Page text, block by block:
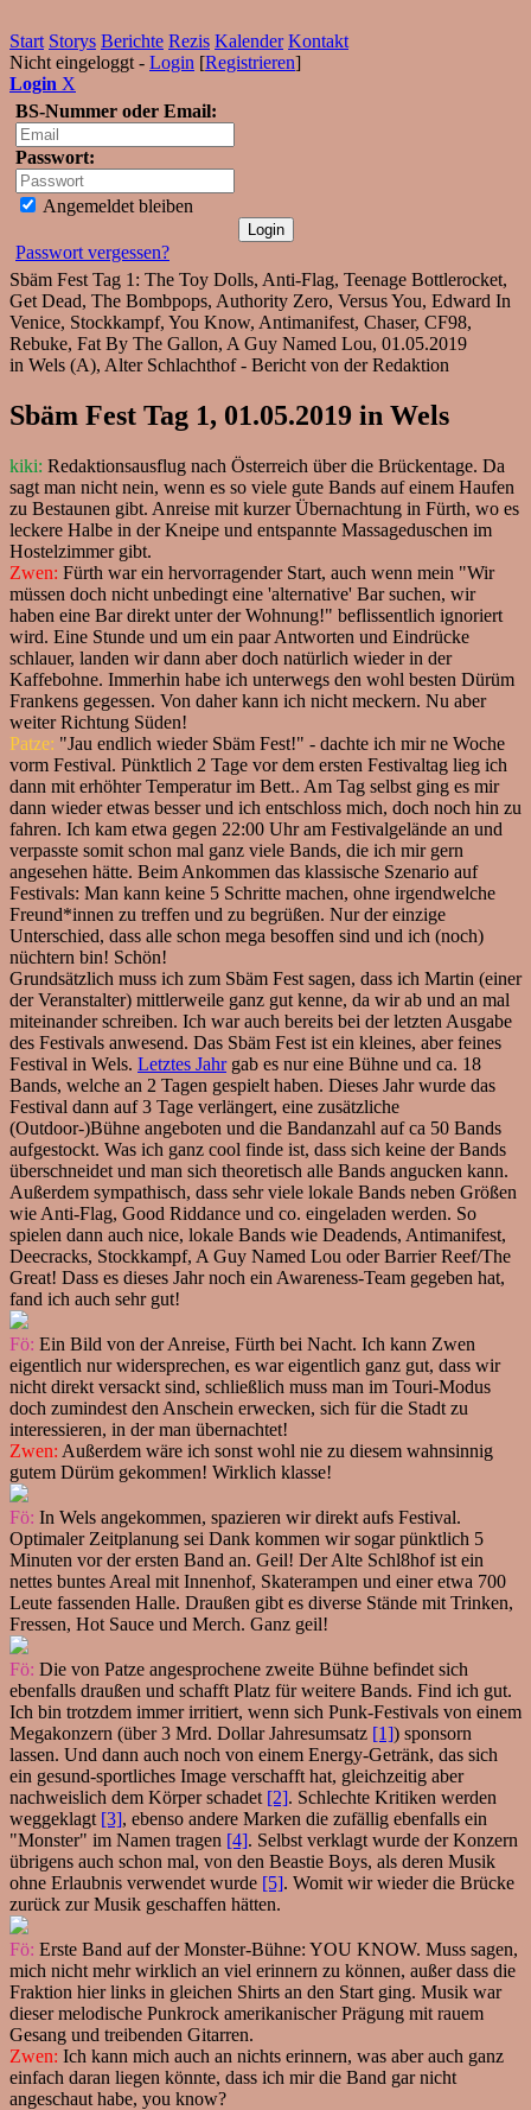
Start Storys Berichte Rezis Kalender Kontakt
Nicht eingeloggt - Login [Registrieren]
Login X
BS-Nummer oder Email:
Passwort:
Angemeldet bleiben
Passwort vergessen?
Sbäm Fest Tag 1: The Toy Dolls, Anti-Flag, Teenage Bottlerocket,
Get Dead, The Bombpops, Authority Zero, Versus You, Edward In
Venice, Stockkampf, You Know, Antimanifest, Chaser, CF98,
Rebuke, Fat By The Gallon, A Guy Named Lou, 01.05.2019
in Wels (A), Alter Schlachthof - Bericht von der Redaktion
Sbäm Fest Tag 1, 01.05.2019 in Wels
kiki: Redaktionsausflug nach Österreich über die Brückentage. Da
sagt man nicht nein, wenn es so viele gute Bands auf einem Haufen
zu Bestaunen gibt. Anreise mit kurzer Übernachtung in Fürth, wo es
leckere Halbe in der Kneipe und entspannte Massageduschen im
Hostelzimmer gibt.
Zwen: Fürth war ein hervorragender Start, auch wenn mein "Wir
müssen doch nicht unbedingt eine 'alternative' Bar suchen, wir
haben eine Bar direkt unter der Wohnung!" beflissentlich ignoriert
wird. Eine Stunde und um ein paar Antworten und Eindrücke
schlauer, landen wir dann aber doch natürlich wieder in der
Kaffebohne. Immerhin habe ich unterwegs den wohl besten Dürüm
Frankens gegessen. Von daher kann ich nicht meckern. Nu aber
weiter Richtung Süden!
Patze: "Jau endlich wieder Sbäm Fest!" - dachte ich mir ne Woche
vorm Festival. Pünktlich 2 Tage vor dem ersten Festivaltag lieg ich
dann mit erhöhter Temperatur im Bett.. Am Tag selbst ging es mir
dann wieder etwas besser und ich entschloss mich, doch noch hin zu
fahren. Ich kam etwa gegen 22:00 Uhr am Festivalgelände an und
verpasste somit schon mal ganz viele Bands, die ich mir gern
angesehen hätte. Beim Ankommen das klassische Szenario auf
Festivals: Man kann keine 5 Schritte machen, ohne irgendwelche
Freund*innen zu treffen und zu begrüßen. Nur der einzige
Unterschied, dass alle schon mega besoffen sind und ich (noch)
nüchtern bin! Schön!
Grundsätzlich muss ich zum Sbäm Fest sagen, dass ich Martin (einer
der Veranstalter) mittlerweile ganz gut kenne, da wir ab und an mal
miteinander schreiben. Ich war auch bereits bei der letzten Ausgabe
des Festivals anwesend. Das Sbäm Fest ist ein kleines, aber feines
Festival in Wels. Letztes Jahrgab es nur eine Bühne und ca. 18
Bands, welche an 2 Tagen gespielt haben. Dieses Jahr wurde das
Festival dann auf 3 Tage verlängert, eine zusätzliche
(Outdoor-)Bühne angeboten und die Bandanzahl auf ca 50 Bands
aufgestockt. Was ich ganz cool finde ist, dass sich keine der Bands
überschneidet und man sich theoretisch alle Bands angucken kann.
Außerdem sympathisch, dass sehr viele lokale Bands neben Größen
wie Anti-Flag, Good Riddance und co. eingeladen werden. So
spielen dann auch nice, lokale Bands wie Deadends, Antimanifest,
Deecracks, Stockkampf, A Guy Named Lou oder Barrier Reef/The
Great! Dass es dieses Jahr noch ein Awareness-Team gegeben hat,
fand ich auch sehr gut!
Fö: Ein Bild von der Anreise, Fürth bei Nacht. Ich kann Zwen
eigentlich nur widersprechen, es war eigentlich ganz gut, dass wir
nicht direkt versackt sind, schließlich muss man im Touri-Modus
doch zumindest den Anschein erwecken, sich für die Stadt zu
interessieren, in der man übernachtet!
Zwen: Außerdem wäre ich sonst wohl nie zu diesem wahnsinnig
gutem Dürüm gekommen! Wirklich klasse!
Fö: In Wels angekommen, spazieren wir direkt aufs Festival.
Optimaler Zeitplanung sei Dank kommen wir sogar pünktlich 5
Minuten vor der ersten Band an. Geil! Der Alte Schl8hof ist ein
nettes buntes Areal mit Innenhof, Skaterampen und einer etwa 700
Leute fassenden Halle. Draußen gibt es diverse Stände mit Trinken,
Fressen, Hot Sauce und Merch. Ganz geil!
Fö: Die von Patze angesprochene zweite Bühne befindet sich
ebenfalls draußen und schafft Platz für weitere Bands. Find ich gut.
Ich bin trotzdem immer irritiert, wenn sich Punk-Festivals von einem
Megakonzern (über 3 Mrd. Dollar Jahresumsatz [1]) sponsorn
lassen. Und dann auch noch von einem Energy-Getränk, das sich
ein gesund-sportliches Image verschafft hat, gleichzeitig aber
nachweislich dem Körper schadet [2]. Schlechte Kritiken werden
weggeklagt [3], ebenso andere Marken die zufällig ebenfalls ein
"Monster" im Namen tragen [4]. Selbst verklagt wurde der Konzern
übrigens auch schon mal, von den Beastie Boys, als deren Musik
ohne Erlaubnis verwendet wurde [5]. Womit wir wieder die Brücke
zurück zur Musik geschaffen hätten.
Fö: Erste Band auf der Monster-Bühne: YOU KNOW. Muss sagen,
mich nicht mehr wirklich an viel erinnern zu können, außer dass die
Fraktion hier links in gleichen Shirts an den Start ging. Musik war
dieser melodische Punkrock amerikanischer Prägung mit rauem
Gesang und treibenden Gitarren.
Zwen: Ich kann mich auch an nichts erinnern, was aber auch ganz
einfach daran liegen könnte, dass ich mir die Band gar nicht
angeschaut habe, you know?